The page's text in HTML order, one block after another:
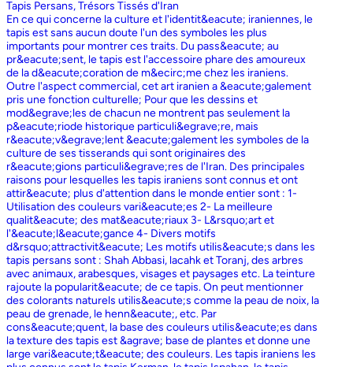
Tapis Persans, Trésors Tissés d'Iran
En ce qui concerne la culture et l'identit&eacute; iraniennes, le
tapis est sans aucun doute l'un des symboles les plus
importants pour montrer ces traits. Du pass&eacute; au
pr&eacute;sent, le tapis est l'accessoire phare des amoureux
de la d&eacute;coration de m&ecirc;me chez les iraniens.
Outre l'aspect commercial, cet art iranien a &eacute;galement
pris une fonction culturelle; Pour que les dessins et
mod&egrave;les de chacun ne montrent pas seulement la
p&eacute;riode historique particuli&egrave;re, mais
r&eacute;v&egrave;lent &eacute;galement les symboles de la
culture de ses tisserands qui sont originaires des
r&eacute;gions particuli&egrave;res de l'Iran. Des principales
raisons pour lesquelles les tapis iraniens sont connus et ont
attir&eacute; plus d'attention dans le monde entier sont : 1-
Utilisation des couleurs vari&eacute;es 2- La meilleure
qualit&eacute; des mat&eacute;riaux 3- L&rsquo;art et
l'&eacute;l&eacute;gance 4- Divers motifs
d&rsquo;attractivit&eacute; Les motifs utilis&eacute;s dans les
tapis persans sont : Shah Abbasi, lacahk et Toranj, des arbres
avec animaux, arabesques, visages et paysages etc. La teinture
rajoute la popularit&eacute; de ce tapis. On peut mentionner
des colorants naturels utilis&eacute;s comme la peau de noix, la
peau de grenade, le henn&eacute;, etc. Par
cons&eacute;quent, la base des couleurs utilis&eacute;es dans
la texture des tapis est &agrave; base de plantes et donne une
large vari&eacute;t&eacute; des couleurs. Les tapis iraniens les